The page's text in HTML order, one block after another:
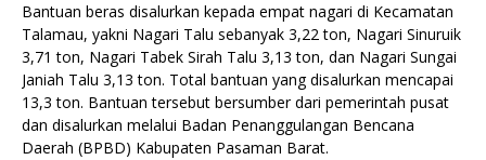
Bantuan beras disalurkan kepada empat nagari di Kecamatan
Talamau, yakni Nagari Talu sebanyak 3,22 ton, Nagari Sinuruik
3,71 ton, Nagari Tabek Sirah Talu 3,13 ton, dan Nagari Sungai
Janiah Talu 3,13 ton. Total bantuan yang disalurkan mencapai
13,3 ton. Bantuan tersebut bersumber dari pemerintah pusat
dan disalurkan melalui Badan Penanggulangan Bencana
Daerah (BPBD) Kabupaten Pasaman Barat.